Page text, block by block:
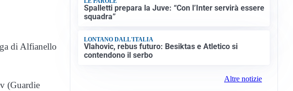
di Alfianello
(Guardie
Spalletti prepara la Juve: “Con l’Inter servirà essere
squadra”
LONTANO DALL'ITALIA
Vlahovic, rebus futuro: Besiktas e Atletico si
contendono il serbo
Altre notizie